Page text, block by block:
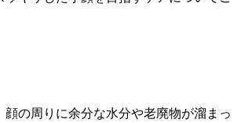
の周りに余分な水分や老廃物が溜まっ